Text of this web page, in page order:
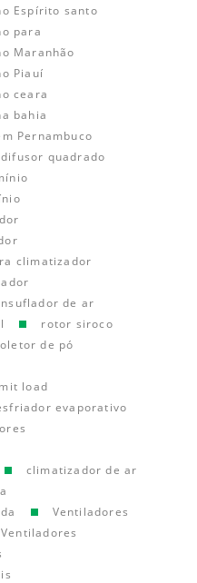
Espírito santo
para
Maranhão
Piauí
ceara
bahia
Pernambuco
difusor quadrado
climatizador
de ar
rotor siroco
de pó
load
evaporativo
climatizador de ar
Ventiladores